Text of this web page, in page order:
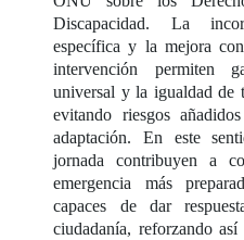
Discapacidad. La
específica y la mejora
intervención permiten
universal y la igualdad de
evitando riesgos
adaptación. En este
jornada contribuyen a
emergencia más
capaces de dar
ciudadanía, reforzando